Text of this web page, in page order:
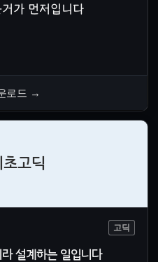
가 먼저입니다
로드 →
고딕
고딕
설계하는 일입니다